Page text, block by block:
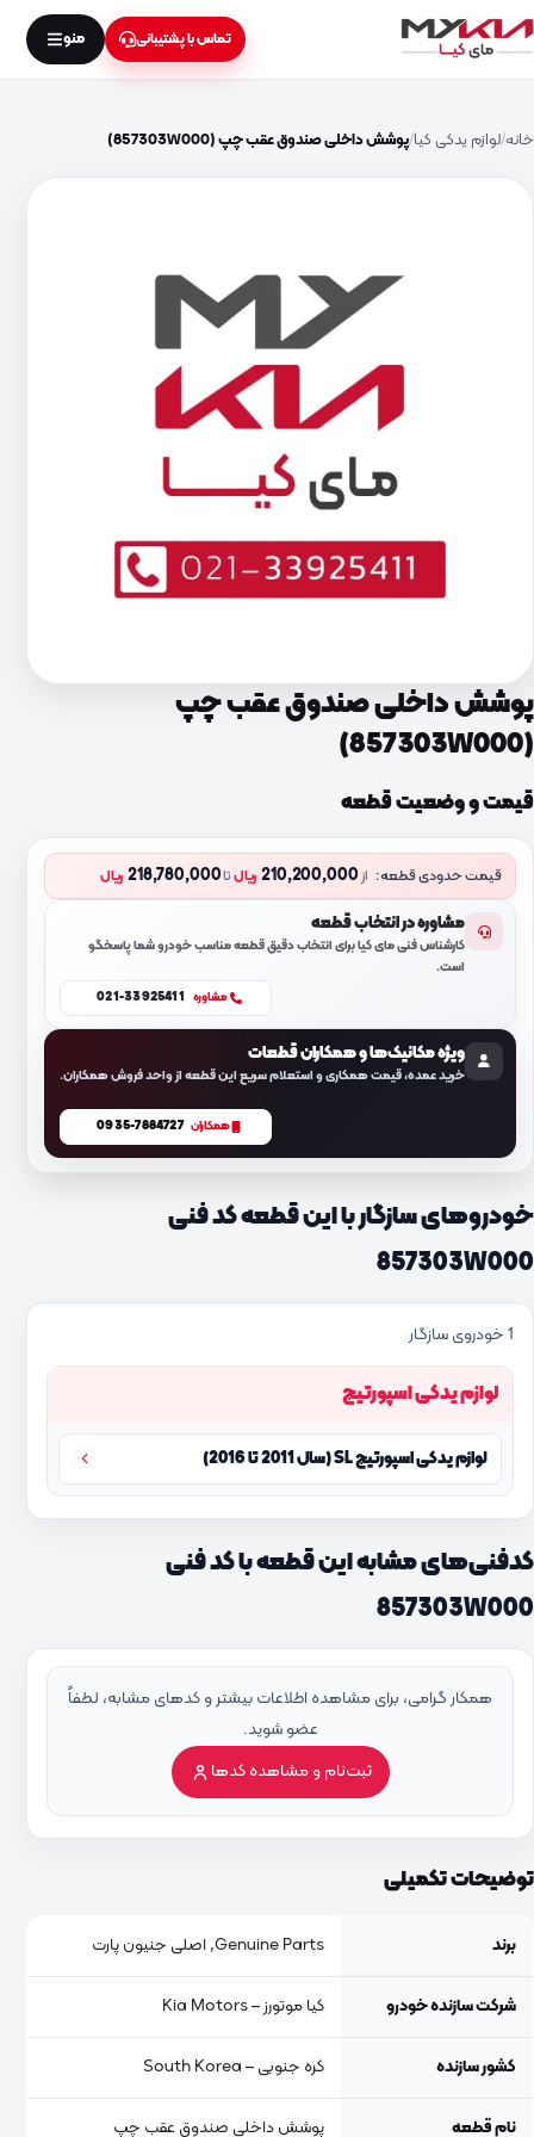
تماس با پشتیبانی منو
خانه لوازم یدکی کیا پوشش داخلی صندوق عقب چپ (857303W000)
پوشش داخلی صندوق عقب چپ
(857303W000)
قیمت و وضعیت قطعه
قیمت حدودی قطعه: از210,200,000 ریالتا218,780,000 ریال
مشاوره در انتخاب قطعه
کارشناس فنی مای کیا برای انتخاب دقیق قطعه مناسب خودرو شما پاسخگو
است.
مشاوره 021-33925411
ویژه مکانیک‌ها و همکاران قطعات
خرید عمده، قیمت همکاری و استعلام سریع این قطعه از واحد فروش همکاران.
همکاران 0935-7884727
خودروهای سازگار با این قطعه کد فنی
857303W000
1 خودروی سازگار
لوازم یدکی اسپورتیج
لوازم یدکی اسپورتیج SL (سال 2011 تا 2016)
کدفنی‌های مشابه این قطعه با کد فنی
857303W000
همکار گرامی، برای مشاهده اطلاعات بیشتر و کدهای مشابه، لطفاً
عضو شوید.
ثبت‌نام و مشاهده کدها
توضیحات تکمیلی
برند Genuine Parts, اصلی جنیون پارت
شرکت سازنده خودرو کیا موتورز – Kia Motors
کشور سازنده کره جنوبی – South Korea
نام قطعه پوشش داخلی صندوق عقب چپ